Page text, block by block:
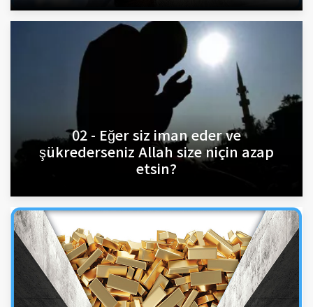
02 - Eğer siz iman eder ve
şükrederseniz Allah size niçin azap
etsin?